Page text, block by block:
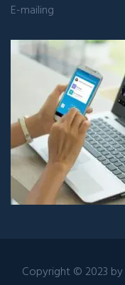
E-mailing
Copyright © 2023 by